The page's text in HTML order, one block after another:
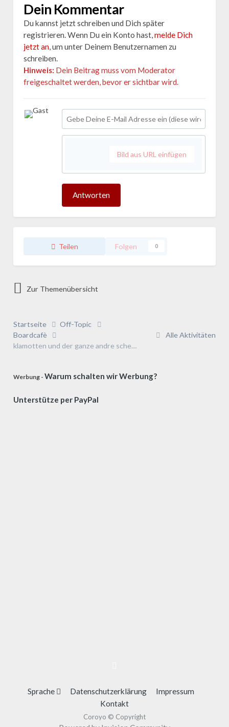
Dein Kommentar
Du kannst jetzt schreiben und Dich später
registrieren. Wenn Du ein Konto hast,melde Dich
jetzt an, um unter Deinem Benutzernamen zu
schreiben.
Hinweis: Dein Beitrag muss vom Moderator
freigeschaltet werden, bevor er sichtbar wird.
Bild aus URL einfügen
Antworten
Teilen Folgen 0
Zur Themenübersicht
Alle Aktivitäten
Startseite
Off-Topic
Boardcafè
klamotten und der ganze andre scheiß
Werbung -Warum schalten wir Werbung?
Unterstütze per PayPal
Sprache Datenschutzerklärung
Impressum
Kontakt
Coroyo © Copyright